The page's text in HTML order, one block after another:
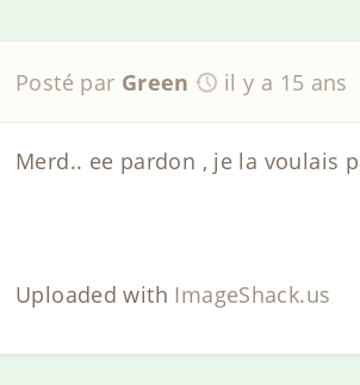
Posté par Green il y a 15 ans
Merd.. ee pardon , je la voulais
Uploaded with ImageShack.us